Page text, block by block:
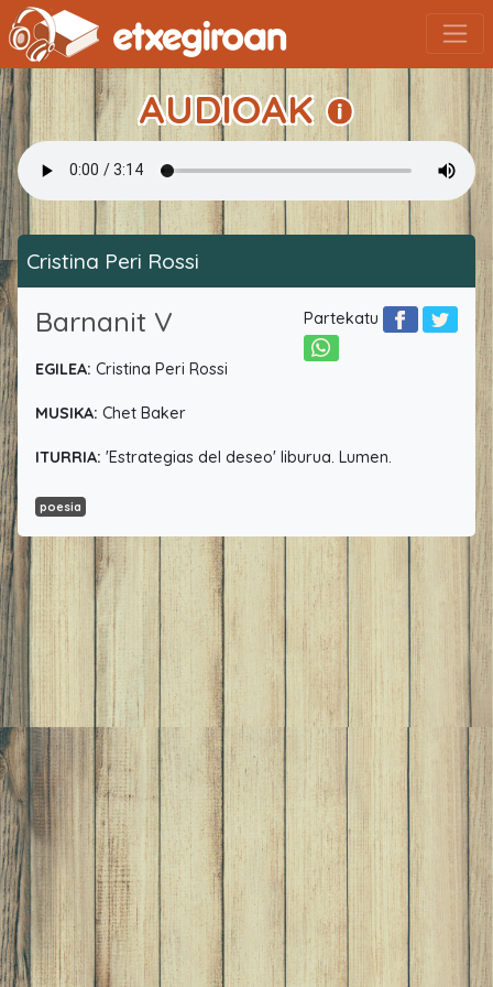
AUDIOAK
Cristina Peri Rossi
Partekatu
Barnanit V
EGILEA: Cristina Peri Rossi
MUSIKA: Chet Baker
ITURRIA: 'Estrategias del deseo' liburua. Lumen.
poesia